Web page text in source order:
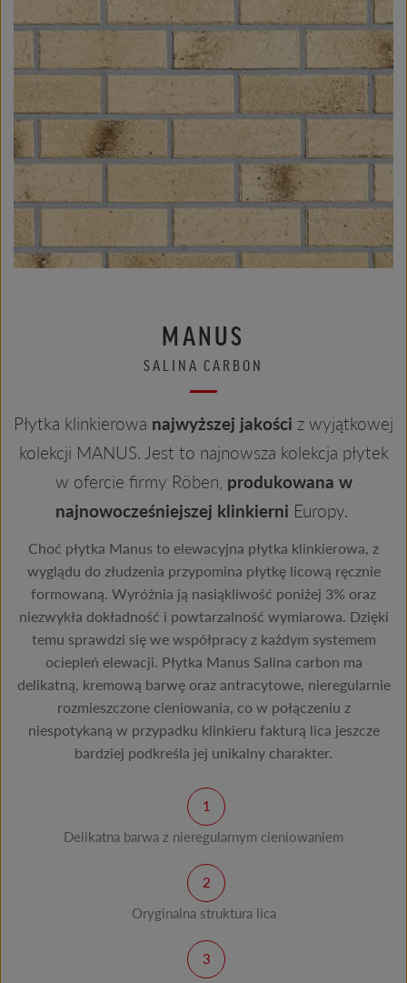
MANUS
SALINA CARBON
Płytka klinkierowa najwyższej jakości z wyjątkowej
kolekcji MANUS. Jest to najnowsza kolekcja płytek
w ofercie firmy Röben, produkowana w
najnowocześniejszej klinkierni Europy.
Choć płytka Manus to elewacyjna płytka klinkierowa, z
wyglądu do złudzenia przypomina płytkę licową ręcznie
formowaną. Wyróżnia ją nasiąkliwość poniżej 3% oraz
niezwykła dokładność i powtarzalność wymiarowa. Dzięki
temu sprawdzi się we współpracy z każdym systemem
ociepleń elewacji. Płytka Manus Salina carbon ma
delikatną, kremową barwę oraz antracytowe, nieregularnie
rozmieszczone cieniowania, co w połączeniu z
niespotykaną w przypadku klinkieru fakturą lica jeszcze
bardziej podkreśla jej unikalny charakter.
Delikatna barwa z nieregularnym cieniowaniem
Oryginalna struktura lica